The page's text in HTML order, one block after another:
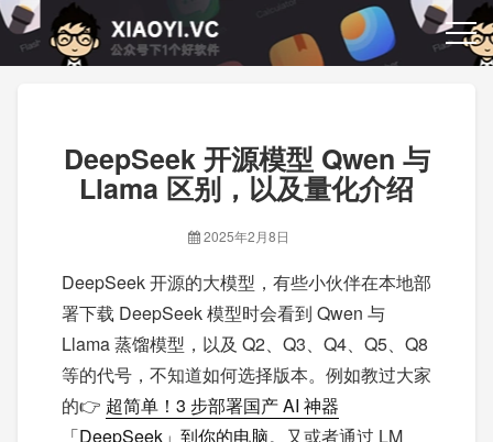
DeepSeek 开源模型 Qwen 与
Llama 区别，以及量化介绍
2025年2月8日
DeepSeek 开源的大模型，有些小伙伴在本地部
署下载 DeepSeek 模型时会看到 Qwen 与
Llama 蒸馏模型，以及 Q2、Q3、Q4、Q5、Q8
等的代号，不知道如何选择版本。例如教过大家
的👉 超简单！3 步部署国产 AI 神器
「DeepSeek」到你的电脑。又或者通过 LM